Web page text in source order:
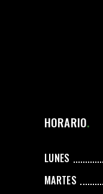
HORARIO
LUNES
MARTES